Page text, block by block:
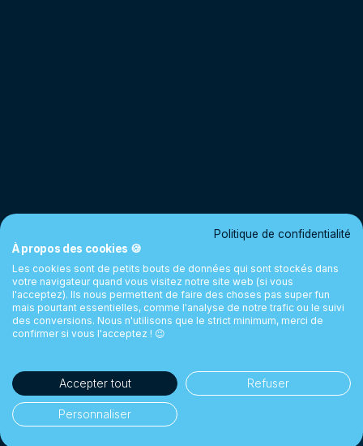
Politique de confidentialité
À propos des cookies 🍪
Les cookies sont de petits bouts de données qui sont stockés dans
votre navigateur quand vous visitez notre site web (si vous
l'acceptez). Ils nous permettent de faire des choses pas super fun
mais pourtant essentielles, comme l'analyse de notre trafic ou le suivi
des conversions. Nous n'utilisons que le strict minimum, merci de
confirmer si vous l'acceptez ! 😉
Accepter tout Refuser
Personnaliser